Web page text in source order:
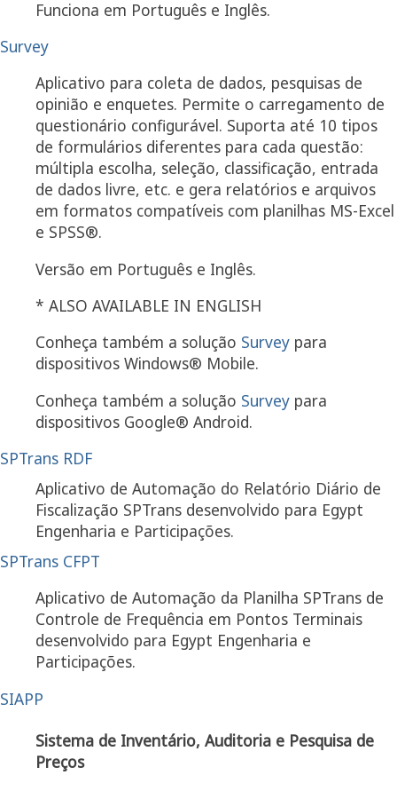
Funciona em Português e Inglês.
Survey
Aplicativo para coleta de dados, pesquisas de
opinião e enquetes. Permite o carregamento de
questionário configurável. Suporta até 10 tipos
de formulários diferentes para cada questão:
múltipla escolha, seleção, classificação, entrada
de dados livre, etc. e gera relatórios e arquivos
em formatos compatíveis com planilhas MS-Excel
e SPSS®.
Versão em Português e Inglês.
* ALSO AVAILABLE IN ENGLISH
Conheça também a solução Survey para
dispositivos Windows® Mobile.
Conheça também a solução Survey para
dispositivos Google® Android.
SPTrans RDF
Aplicativo de Automação do Relatório Diário de
Fiscalização SPTrans desenvolvido para Egypt
Engenharia e Participações.
SPTrans CFPT
Aplicativo de Automação da Planilha SPTrans de
Controle de Frequência em Pontos Terminais
desenvolvido para Egypt Engenharia e
Participações.
SIAPP
Sistema de Inventário, Auditoria e Pesquisa de
Preços